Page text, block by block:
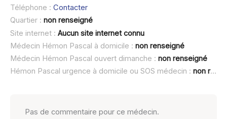
Téléphone : Contacter
Quartier : non renseigné
Site internet : Aucun site internet connu
Médecin Hémon Pascal à domicile : non renseigné
Médecin Hémon Pascal ouvert dimanche : non renseigné
Hémon Pascal urgence à domicile ou SOS médecin : non renseigné
Pas de commentaire pour ce médecin.